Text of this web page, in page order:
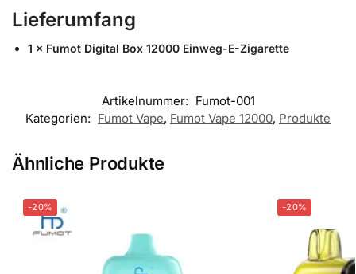
Lieferumfang
1 × Fumot Digital Box 12000 Einweg-E-Zigarette
Artikelnummer: Fumot-001
Kategorien: Fumot Vape, Fumot Vape 12000, Produkte
Ähnliche Produkte
-20% -20%